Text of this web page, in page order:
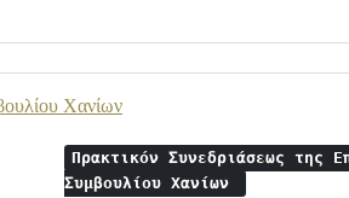
Χανίων
Πρακτικόν Συνεδριάσεως της
Συμβουλίου Χανίων